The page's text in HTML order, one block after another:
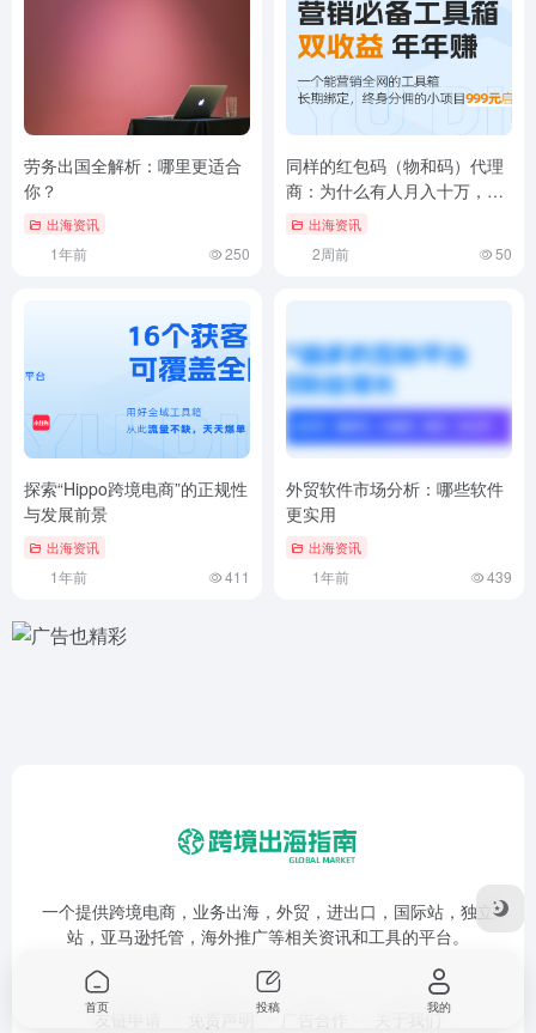
劳务出国全解析：哪里更适合
你？
出海资讯
1年前 250
同样的红包码（物和码）代理
商：为什么有人月入十万，有
人却因薅羊毛被风控告急？
出海资讯
2周前 50
探索“Hippo跨境电商”的正规性
与发展前景
出海资讯
1年前 411
外贸软件市场分析：哪些软件
更实用
出海资讯
1年前 439
一个提供跨境电商，业务出海，外贸，进出口，国际站，独立
站，亚马逊托管，海外推广等相关资讯和工具的平台。
友链申请 关于我们
首页 投稿 我的